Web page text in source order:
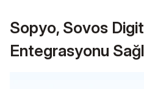
Sopyo, Sovos
Entegrasyonu